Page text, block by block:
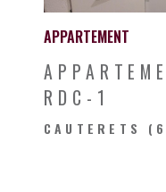
APPARTEMENT
RDC-1
CAUTERETS